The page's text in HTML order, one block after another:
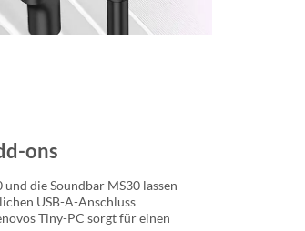
ons
die Soundbar MS30 lassen
USB-A-Anschluss
Tiny-PC sorgt für einen